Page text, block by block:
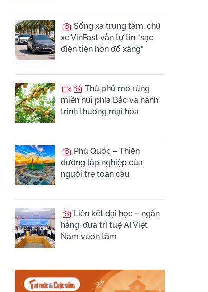
Sống xa trung tâm, chủ
xe VinFast vẫn tự tin “sạc
điện tiện hơn đổ xăng”
Thủ phủ mơ rừng
miền núi phía Bắc và hành
trình thương mại hóa
Phú Quốc – Thiên
đường lập nghiệp của
người trẻ toàn cầu
Liên kết đại học – ngân
hàng, đưa trí tuệ AI Việt
Nam vươn tầm